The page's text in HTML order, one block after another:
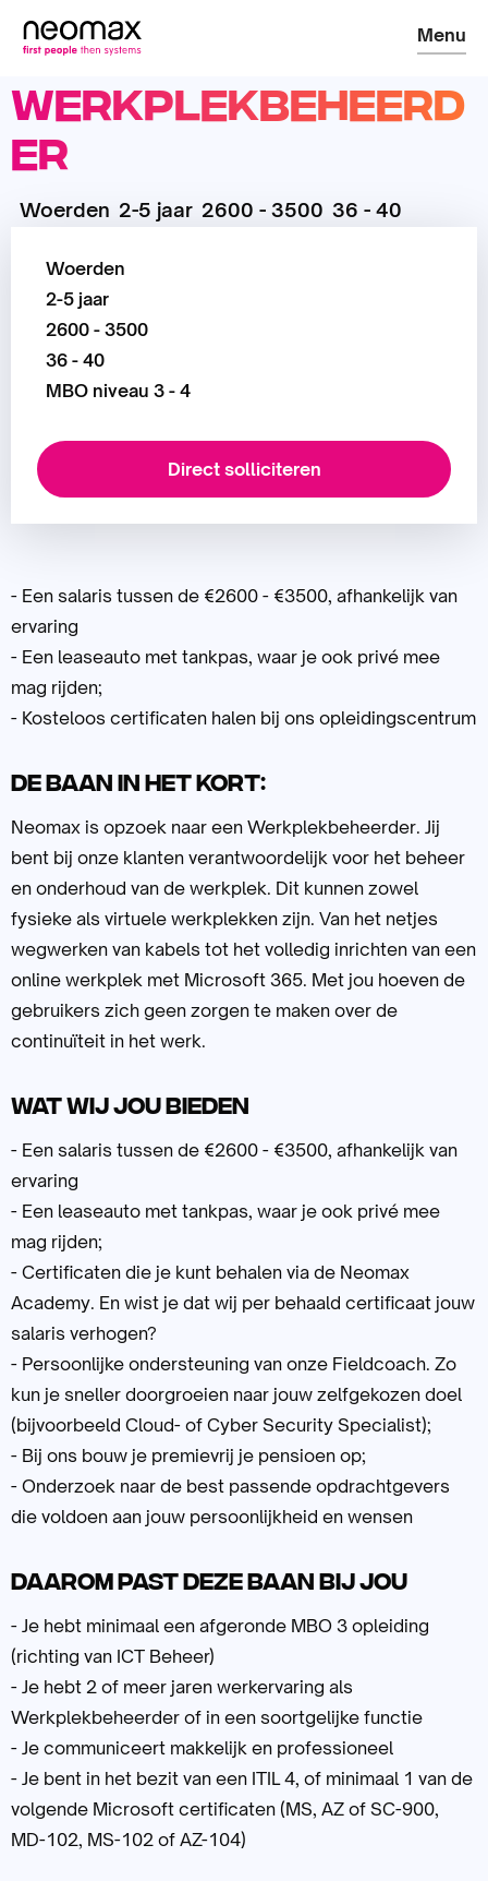
Menu
Werkplekbeheerd
er
Woerden 2-5 jaar 2600 - 3500 36 - 40
Woerden
2-5 jaar
2600 - 3500
36 - 40
MBO niveau 3 - 4
Direct solliciteren
- Een salaris tussen de €2600 - €3500, afhankelijk van
ervaring
- Een leaseauto met tankpas, waar je ook privé mee
mag rijden;
- Kosteloos certificaten halen bij ons opleidingscentrum
De baan in het kort:
Neomax is opzoek naar een Werkplekbeheerder. Jij
bent bij onze klanten verantwoordelijk voor het beheer
en onderhoud van de werkplek. Dit kunnen zowel
fysieke als virtuele werkplekken zijn. Van het netjes
wegwerken van kabels tot het volledig inrichten van een
online werkplek met Microsoft 365. Met jou hoeven de
gebruikers zich geen zorgen te maken over de
continuïteit in het werk.
Wat wij jou bieden
- Een salaris tussen de €2600 - €3500, afhankelijk van
ervaring
- Een leaseauto met tankpas, waar je ook privé mee
mag rijden;
- Certificaten die je kunt behalen via de Neomax
Academy. En wist je dat wij per behaald certificaat jouw
salaris verhogen?
- Persoonlijke ondersteuning van onze Fieldcoach. Zo
kun je sneller doorgroeien naar jouw zelfgekozen doel
(bijvoorbeeld Cloud- of Cyber Security Specialist);
- Bij ons bouw je premievrij je pensioen op;
- Onderzoek naar de best passende opdrachtgevers
die voldoen aan jouw persoonlijkheid en wensen
Daarom past deze baan bij jou
- Je hebt minimaal een afgeronde MBO 3 opleiding
(richting van ICT Beheer)
- Je hebt 2 of meer jaren werkervaring als
Werkplekbeheerder of in een soortgelijke functie
- Je communiceert makkelijk en professioneel
- Je bent in het bezit van een ITIL 4, of minimaal 1 van de
volgende Microsoft certificaten (MS, AZ of SC-900,
MD-102, MS-102 of AZ-104)